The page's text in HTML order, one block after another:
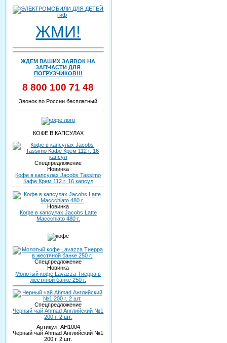
ЖМИ!
ЖДЕМ ВАШИХ ЗАЯВОК НА
ЗАПЧАСТИ ДЛЯ
ПОГРУЗЧИКОВ!!!
8 800 100 71 48
Звонок по России бесплатный
КОФЕ В КАПСУЛАХ
Спецпредложение
Новинка
Кофе в капсулах Jacobs Tassimo
Кафе Крем 112 г. 16 капсул
Новинка
Кофе в капсулах Jacobs Latte
Maccchiato 480 г.
Спецпредложение
Новинка
Молотый кофе Lavazza Тиерра в
жестяной банке 250 г.
Спецпредложение
Черный чай Ahmad Английский №1
200 г. 2 шт.
Артикул: AH1004
Черный чай Ahmad Английский №1
200 г. 2 шт.